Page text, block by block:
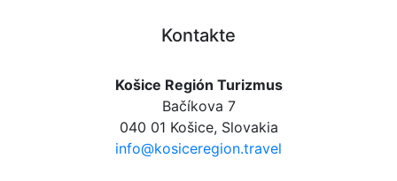
Kontakte
Košice Región Turizmus
Bačíkova 7
040 01 Košice, Slovakia
info@kosiceregion.travel